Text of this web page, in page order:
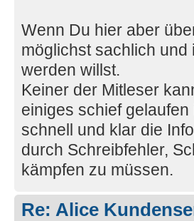
Wenn Du hier aber
möglichst sachlich
werden willst.
Keiner der Mitleser
einiges schief
schnell und klar die
durch Schreibfehler,
kämpfen zu müssen.
Re: Alice